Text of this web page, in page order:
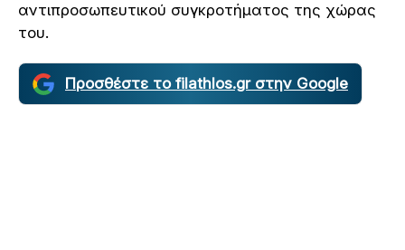
αντιπροσωπευτικού συγκροτήματος της χώρας
του.
Προσθέστε το filathlos.gr στην Google